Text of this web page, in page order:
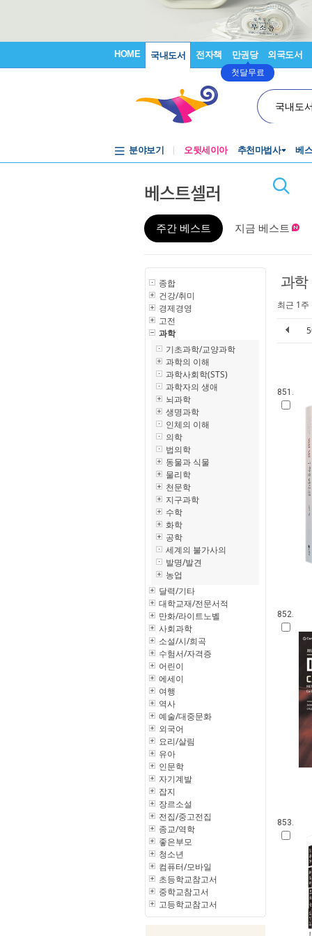
HOME 국내도서 전자책 만권당
첫달무료
외국도서
국내도
분야보기 오뒷세이아 추천마법사 베
베스트셀러
주간 베스트 지금 베스트
종합
건강/취미
경제경영
고전
과학
기초과학/교양과학
과학의 이해
과학사회학(STS)
과학자의 생애
뇌과학
생명과학
인체의 이해
의학
법의학
동물과 식물
물리학
천문학
지구과학
수학
화학
공학
세계의 불가사의
발명/발견
농업
달력/기타
대학교재/전문서적
만화/라이트노벨
사회과학
소설/시/희곡
수험서/자격증
어린이
에세이
여행
역사
예술/대중문화
외국어
요리/살림
유아
인문학
자기계발
잡지
장르소설
전집/중고전집
종교/역학
좋은부모
청소년
컴퓨터/모바일
초등학교참고서
중학교참고서
고등학교참고서
과학
최근 1
851.
852.
853.